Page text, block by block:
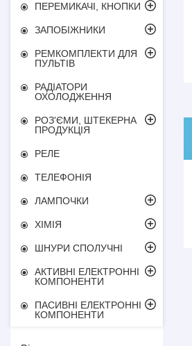
ПЕРЕМИКАЧІ, КНОПКИ
ЗАПОБІЖНИКИ
РЕМКОМПЛЕКТИ ДЛЯ
ПУЛЬТІВ
РАДІАТОРИ
ОХОЛОДЖЕННЯ
РОЗ'ЄМИ, ШТЕКЕРНА
ПРОДУКЦІЯ
РЕЛЕ
ТЕЛЕФОНІЯ
ЛАМПОЧКИ
ХІМІЯ
ШНУРИ СПОЛУЧНІ
АКТИВНІ ЕЛЕКТРОННІ
КОМПОНЕНТИ
ПАСИВНІ ЕЛЕКТРОННІ
КОМПОНЕНТИ